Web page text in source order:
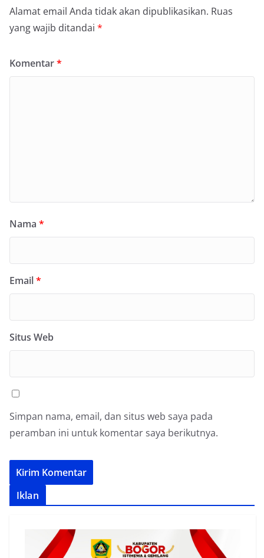
Alamat email Anda tidak akan dipublikasikan. Ruas
yang wajib ditandai *
Komentar*
Nama *
Email*
Situs Web
Simpan nama, email, dan situs web saya pada
peramban ini untuk komentar saya berikutnya.
Iklan